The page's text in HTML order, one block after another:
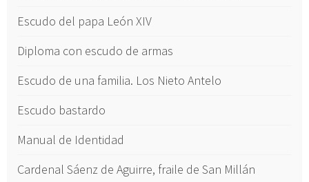
Escudo del papa León XIV
Diploma con escudo de armas
Escudo de una familia. Los Nieto Antelo
Escudo bastardo
Manual de Identidad
Cardenal Sáenz de Aguirre, fraile de San Millán